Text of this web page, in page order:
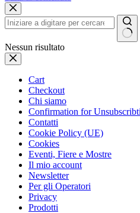
Nessun risultato
Cart
Checkout
Chi siamo
Confirmation for
Contatti
Cookie Policy (UE)
Cookies
Eventi, Fiere e Mostre
Il mio account
Newsletter
Per gli Operatori
Privacy
Prodotti